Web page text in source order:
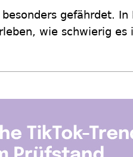
gefährdet.
wie schwierig